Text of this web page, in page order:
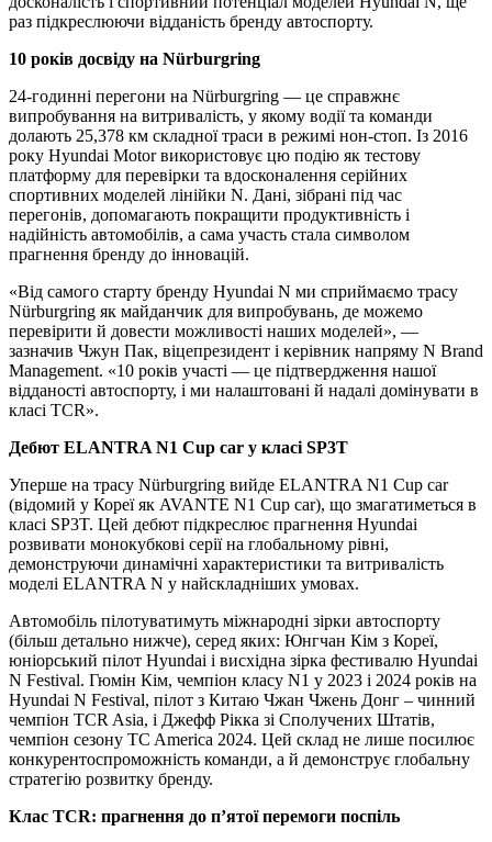
раз підкреслюючи відданість бренду автоспорту.
10 років досвіду на Nürburgring
24-годинні перегони на Nürburgring — це справжнє
випробування на витривалість, у якому водії та команди
долають 25,378 км складної траси в режимі нон-стоп. Із 2016
року Hyundai Motor використовує цю подію як тестову
платформу для перевірки та вдосконалення серійних
спортивних моделей лінійки N. Дані, зібрані під час
перегонів, допомагають покращити продуктивність і
надійність автомобілів, а сама участь стала символом
прагнення бренду до інновацій.
«Від самого старту бренду Hyundai N ми сприймаємо трасу
Nürburgring як майданчик для випробувань, де можемо
перевірити й довести можливості наших моделей», —
зазначив Чжун Пак, віцепрезидент і керівник напряму N Brand
Management. «10 років участі — це підтвердження нашої
відданості автоспорту, і ми налаштовані й надалі домінувати в
класі TCR».
Дебют ELANTRA N1 Cup car у класі SP3T
Уперше на трасу Nürburgring вийде ELANTRA N1 Cup car
(відомий у Кореї як AVANTE N1 Cup car), що змагатиметься в
класі SP3T. Цей дебют підкреслює прагнення Hyundai
розвивати монокубкові серії на глобальному рівні,
демонструючи динамічні характеристики та витривалість
моделі ELANTRA N у найскладніших умовах.
Автомобіль пілотуватимуть міжнародні зірки автоспорту
(більш детально нижче), серед яких: Юнгчан Кім з Кореї,
юніорський пілот Hyundai і висхідна зірка фестивалю Hyundai
N Festival. Гюмін Кім, чемпіон класу N1 у 2023 і 2024 років на
Hyundai N Festival, пілот з Китаю Чжан Чжень Донг – чинний
чемпіон TCR Asia, і Джефф Рікка зі Сполучених Штатів,
чемпіон сезону TC America 2024. Цей склад не лише посилює
конкурентоспроможність команди, а й демонструє глобальну
стратегію розвитку бренду.
Клас TCR: прагнення до п’ятої перемоги поспіль